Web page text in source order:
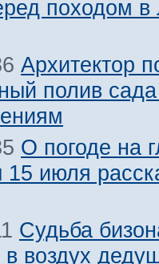
походом в
Архитектор
полив
О погоде на
15 июля
Судьба
воздух